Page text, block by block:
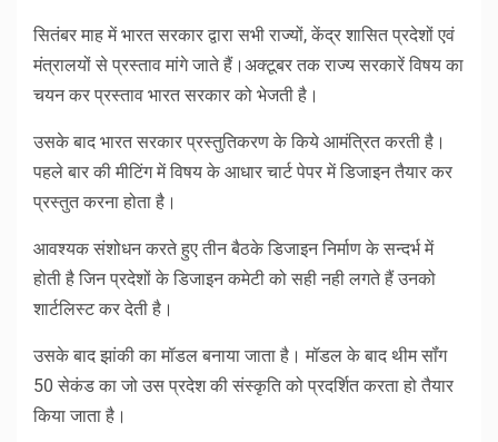
सितंबर माह में भारत सरकार द्वारा सभी राज्यों, केंद्र शासित प्रदेशों एवं
मंत्रालयों से प्रस्ताव मांगे जाते हैं।अक्टूबर तक राज्य सरकारें विषय का
चयन कर प्रस्ताव भारत सरकार को भेजती है।
उसके बाद भारत सरकार प्रस्तुतिकरण के किये आमंत्रित करती है।
पहले बार की मीटिंग में विषय के आधार चार्ट पेपर में डिजाइन तैयार कर
प्रस्तुत करना होता है।
आवश्यक संशोधन करते हुए तीन बैठके डिजाइन निर्माण के सन्दर्भ में
होती है जिन प्रदेशों के डिजाइन कमेटी को सही नही लगते हैं उनको
शार्टलिस्ट कर देती है।
उसके बाद झांकी का मॉडल बनाया जाता है। मॉडल के बाद थीम सॉंग
50 सेकंड का जो उस प्रदेश की संस्कृति को प्रदर्शित करता हो तैयार
किया जाता है।